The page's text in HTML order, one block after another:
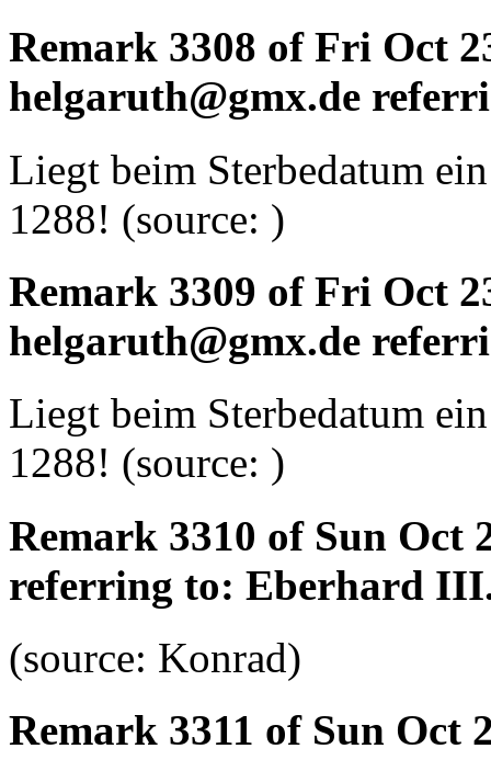
Remark 3308 of Fri Oct
helgaruth@gmx.de
Liegt beim Sterbedatum
1288! (source: )
Remark 3309 of Fri Oct
helgaruth@gmx.de
Liegt beim Sterbedatum
1288! (source: )
Remark 3310 of Sun Oct
referring to: Eberhard
(source: Konrad)
Remark 3311 of Sun Oct